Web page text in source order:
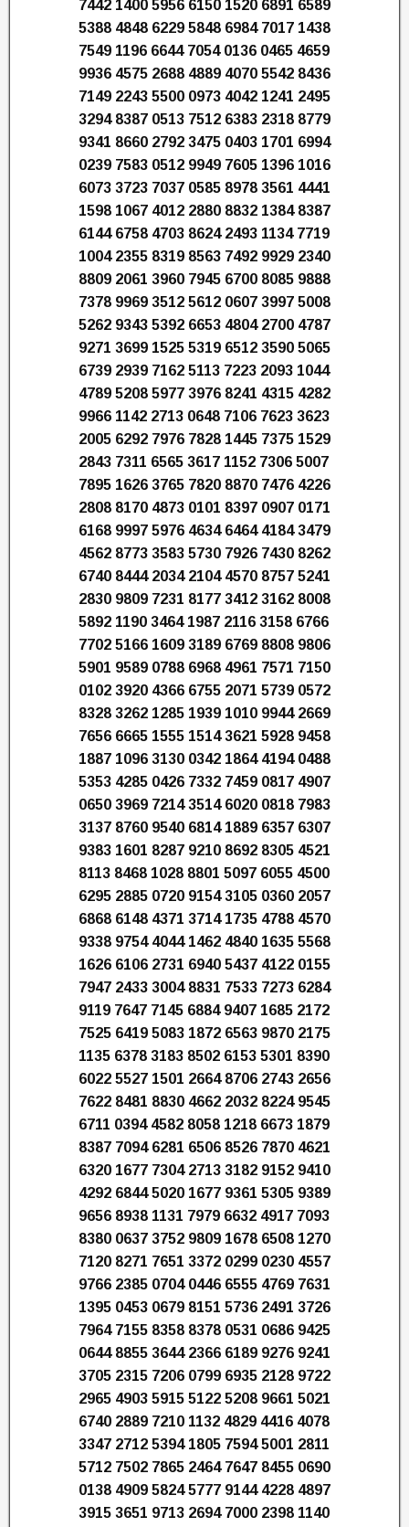
7442 1400 5956 6150 1520 6891 6589
5388 4848 6229 5848 6984 7017 1438
7549 1196 6644 7054 0136 0465 4659
9936 4575 2688 4889 4070 5542 8436
7149 2243 5500 0973 4042 1241 2495
3294 8387 0513 7512 6383 2318 8779
9341 8660 2792 3475 0403 1701 6994
0239 7583 0512 9949 7605 1396 1016
6073 3723 7037 0585 8978 3561 4441
1598 1067 4012 2880 8832 1384 8387
6144 6758 4703 8624 2493 1134 7719
1004 2355 8319 8563 7492 9929 2340
8809 2061 3960 7945 6700 8085 9888
7378 9969 3512 5612 0607 3997 5008
5262 9343 5392 6653 4804 2700 4787
9271 3699 1525 5319 6512 3590 5065
6739 2939 7162 5113 7223 2093 1044
4789 5208 5977 3976 8241 4315 4282
9966 1142 2713 0648 7106 7623 3623
2005 6292 7976 7828 1445 7375 1529
2843 7311 6565 3617 1152 7306 5007
7895 1626 3765 7820 8870 7476 4226
2808 8170 4873 0101 8397 0907 0171
6168 9997 5976 4634 6464 4184 3479
4562 8773 3583 5730 7926 7430 8262
6740 8444 2034 2104 4570 8757 5241
2830 9809 7231 8177 3412 3162 8008
5892 1190 3464 1987 2116 3158 6766
7702 5166 1609 3189 6769 8808 9806
5901 9589 0788 6968 4961 7571 7150
0102 3920 4366 6755 2071 5739 0572
8328 3262 1285 1939 1010 9944 2669
7656 6665 1555 1514 3621 5928 9458
1887 1096 3130 0342 1864 4194 0488
5353 4285 0426 7332 7459 0817 4907
0650 3969 7214 3514 6020 0818 7983
3137 8760 9540 6814 1889 6357 6307
9383 1601 8287 9210 8692 8305 4521
8113 8468 1028 8801 5097 6055 4500
6295 2885 0720 9154 3105 0360 2057
6868 6148 4371 3714 1735 4788 4570
9338 9754 4044 1462 4840 1635 5568
1626 6106 2731 6940 5437 4122 0155
7947 2433 3004 8831 7533 7273 6284
9119 7647 7145 6884 9407 1685 2172
7525 6419 5083 1872 6563 9870 2175
1135 6378 3183 8502 6153 5301 8390
6022 5527 1501 2664 8706 2743 2656
7622 8481 8830 4662 2032 8224 9545
6711 0394 4582 8058 1218 6673 1879
8387 7094 6281 6506 8526 7870 4621
6320 1677 7304 2713 3182 9152 9410
4292 6844 5020 1677 9361 5305 9389
9656 8938 1131 7979 6632 4917 7093
8380 0637 3752 9809 1678 6508 1270
7120 8271 7651 3372 0299 0230 4557
9766 2385 0704 0446 6555 4769 7631
1395 0453 0679 8151 5736 2491 3726
7964 7155 8358 8378 0531 0686 9425
0644 8855 3644 2366 6189 9276 9241
3705 2315 7206 0799 6935 2128 9722
2965 4903 5915 5122 5208 9661 5021
6740 2889 7210 1132 4829 4416 4078
3347 2712 5394 1805 7594 5001 2811
5712 7502 7865 2464 7647 8455 0690
0138 4909 5824 5777 9144 4228 4897
3915 3651 9713 2694 7000 2398 1140